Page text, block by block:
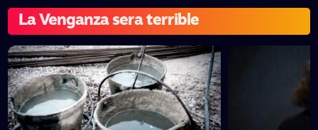
La Venganza sera terrible